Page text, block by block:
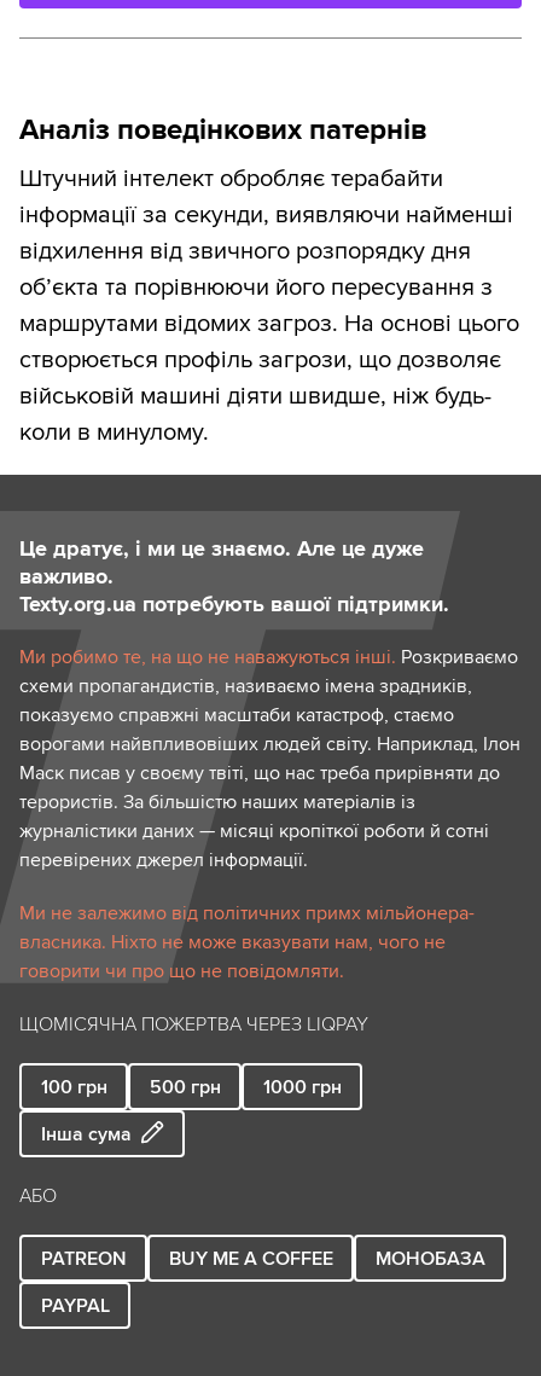
Аналіз поведінкових патернів
Штучний інтелект обробляє терабайти
інформації за секунди, виявляючи найменші
відхилення від звичного розпорядку дня
об’єкта та порівнюючи його пересування з
маршрутами відомих загроз. На основі цього
створюється профіль загрози, що дозволяє
військовій машині діяти швидше, ніж будь-
коли в минулому.
Це дратує, і ми це знаємо. Але це дуже
важливо.
Texty.org.ua потребують вашої підтримки.
Ми робимо те, на що не наважуються інші. Розкриваємо
схеми пропагандистів, називаємо імена зрадників,
показуємо справжні масштаби катастроф, стаємо
ворогами найвпливовіших людей світу. Наприклад, Ілон
Маск писав у своєму твіті, що нас треба прирівняти до
терористів. За більшістю наших матеріалів із
журналістики даних — місяці кропіткої роботи й сотні
перевірених джерел інформації.
Ми не залежимо від політичних примх мільйонера-
власника. Ніхто не може вказувати нам, чого не
говорити чи про що не повідомляти.
ЩОМІСЯЧНА ПОЖЕРТВА ЧЕРЕЗ LIQPAY
100 грн 500 грн 1000 грн
Інша сума
АБО
PATREON BUY ME A COFFEE
МОНОБАЗА
PAYPAL